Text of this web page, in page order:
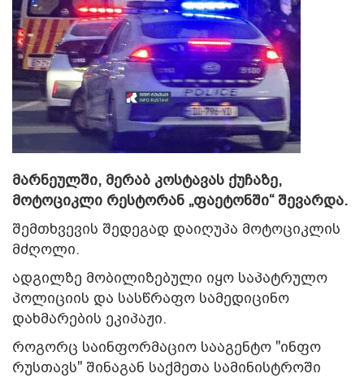
მარნეულში, მერაბ კოსტავას ქუჩაზე,
მოტოციკლი რესტორან „ფაეტონში“ შევარდა.
შემთხვევის შედეგად დაიღუპა მოტოციკლის
მძღოლი.
ადგილზე მობილიზებული იყო საპატრულო
პოლიციის და სასწრაფო სამედიცინო
დახმარების ეკიპაჟი.
როგორც საინფორმაციო სააგენტო "ინფო
რუსთავს" შინაგან საქმეთა სამინისტროში